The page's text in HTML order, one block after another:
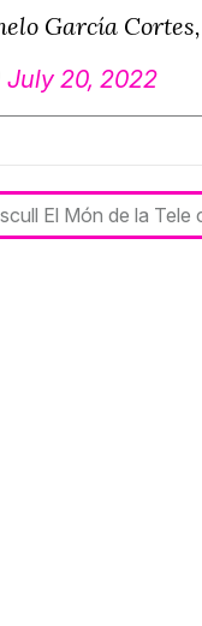
García
July 20, 2022
El Món de la